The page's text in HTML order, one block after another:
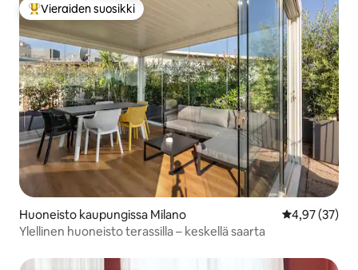
Vieraiden suosikkien parhaimmistoa
Vieraiden suosikki
Huoneisto kaupungissa Milano
4,97 (37)
Ylellinen huoneisto terassilla – keskellä saarta